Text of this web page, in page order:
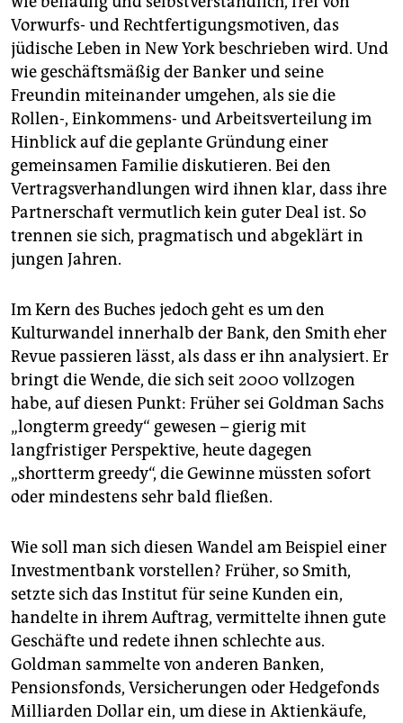
Vorwurfs- und Rechtfertigungsmotiven, das
jüdische Leben in New York beschrieben wird. Und
wie geschäftsmäßig der Banker und seine
Freundin miteinander umgehen, als sie die
Rollen-, Einkommens- und Arbeitsverteilung im
Hinblick auf die geplante Gründung einer
gemeinsamen Familie diskutieren. Bei den
Vertragsverhandlungen wird ihnen klar, dass ihre
Partnerschaft vermutlich kein guter Deal ist. So
trennen sie sich, pragmatisch und abgeklärt in
jungen Jahren.
Im Kern des Buches jedoch geht es um den
Kulturwandel innerhalb der Bank, den Smith eher
Revue passieren lässt, als dass er ihn analysiert. Er
bringt die Wende, die sich seit 2000 vollzogen
habe, auf diesen Punkt: Früher sei Goldman Sachs
„longterm greedy“ gewesen – gierig mit
langfristiger Perspektive, heute dagegen
„shortterm greedy“, die Gewinne müssten sofort
oder mindestens sehr bald fließen.
Wie soll man sich diesen Wandel am Beispiel einer
Investmentbank vorstellen? Früher, so Smith,
setzte sich das Institut für seine Kunden ein,
handelte in ihrem Auftrag, vermittelte ihnen gute
Geschäfte und redete ihnen schlechte aus.
Goldman sammelte von anderen Banken,
Pensionsfonds, Versicherungen oder Hedgefonds
Milliarden Dollar ein, um diese in Aktienkäufe,